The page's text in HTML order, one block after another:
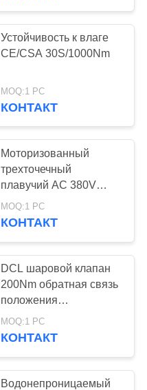
Устойчивость к влаге
CE/CSA 30S/1000Nm
MOQ:1 PC
КОНТАКТ
Моторизованный
трехточечный
плавучий AC 380V
трехфазный
приводящий
MOQ:1 PC
КОНТАКТ
DCL шаровой клапан
200Nm обратная связь
положения
неисправность
безопасный
MOQ:1 PC
КОНТАКТ
Водонепроницаемый